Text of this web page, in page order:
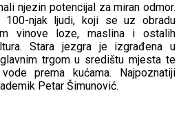
njezin potencijal za miran odmor.
100-njak ljudi, koji se uz obradu
vinove loze, maslina i ostalih
Stara jezgra je izgrađena u
trgom u središtu mjesta te
prema kućama. Najpoznatiji
Petar Šimunović.